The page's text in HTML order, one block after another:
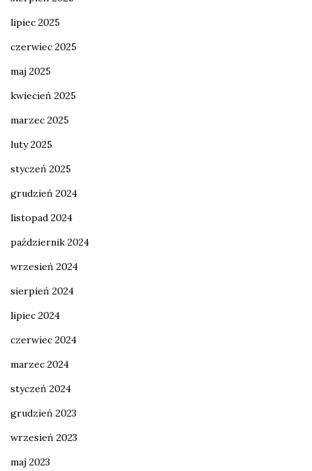
lipiec 2025
czerwiec 2025
maj 2025
kwiecień 2025
marzec 2025
luty 2025
styczeń 2025
grudzień 2024
listopad 2024
październik 2024
wrzesień 2024
sierpień 2024
lipiec 2024
czerwiec 2024
marzec 2024
styczeń 2024
grudzień 2023
wrzesień 2023
maj 2023